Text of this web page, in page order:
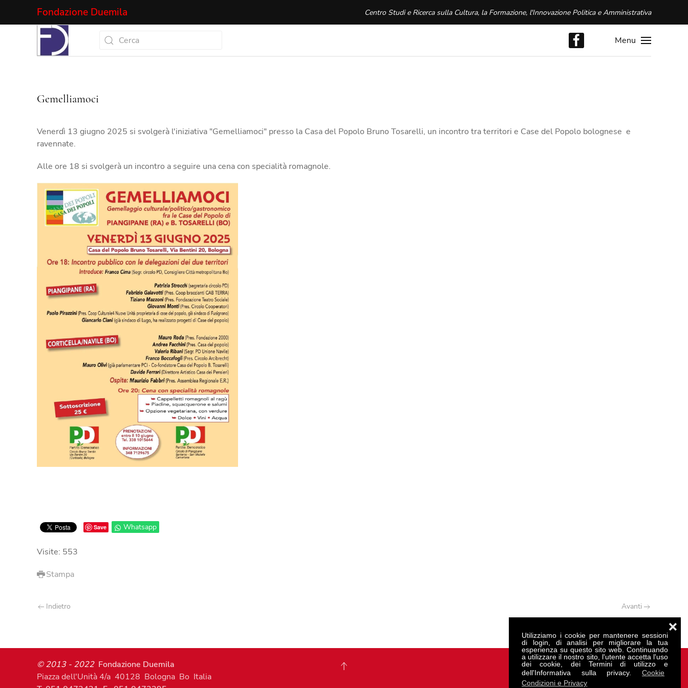
Utilizziamo i cookie per mantenere sessioni
di login, di analisi per migliorare la tua
esperienza su questo sito web. Continuando
a utilizzare il nostro sito, l'utente accetta l'uso
dei cookie, dei Termini di utilizzo e
dell'Informativa sulla privacy.Cookie
Condizioni e Privacy
❌
Fondazione Duemila Centro Studi e Ricerca sulla Cultura, la Formazione, l'Innovazione Politica e Amministrativa
Menu
Gemelliamoci
Venerdì 13 giugno 2025 si svolgerà l'iniziativa "Gemelliamoci" presso la Casa del Popolo Bruno Tosarelli, un incontro tra territori e Case del Popolo bolognese e
ravennate.
Alle ore 18 si svolgerà un incontro a seguire una cena con specialità romagnole.
Save Whatsapp
Visite: 553
Stampa
Indietro Avanti
© 2013 - 2022 Fondazione Duemila
Piazza dell'Unità 4/a 40128 Bologna Bo Italia